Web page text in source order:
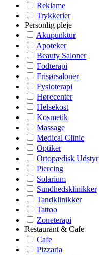
Reklame
Trykkerier
Personlig pleje
Akupunktur
Apoteker
Beauty Saloner
Fodterapi
Frisørsaloner
Fysioterapi
Hørecenter
Helsekost
Kosmetik
Massage
Medical Clinic
Optiker
Ortopædisk Udstyr
Piercing
Solarium
Sundhedsklinikker
Tandklinikker
Tattoo
Zoneterapi
Restaurant & Cafe
Cafe
Pizzaria